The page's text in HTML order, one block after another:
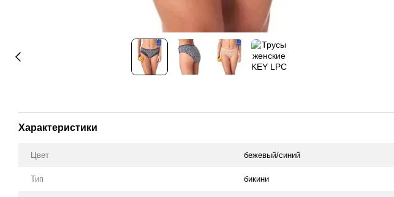
Характеристики
Цвет бежевый/синий
Тип бикини